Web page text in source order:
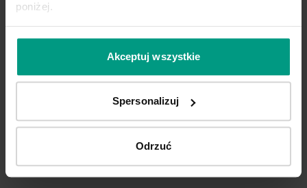
poniżej.
Akceptuj wszystkie
Spersonalizuj
Odrzuć
Wygodny wybór